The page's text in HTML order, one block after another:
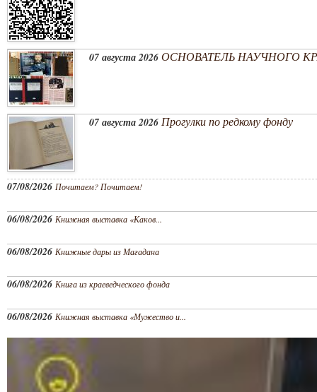
07 августа 2026 ОСНОВАТЕЛЬ НАУЧНОГО
07 августа 2026 Прогулки по редкому фонду
07/08/2026 Почитаем? Почитаем!
06/08/2026 Книжная выставка «Каков...
06/08/2026 Книжные дары из Магадана
06/08/2026 Книга из краеведческого фонда
06/08/2026 Книжная выставка «Мужество и...